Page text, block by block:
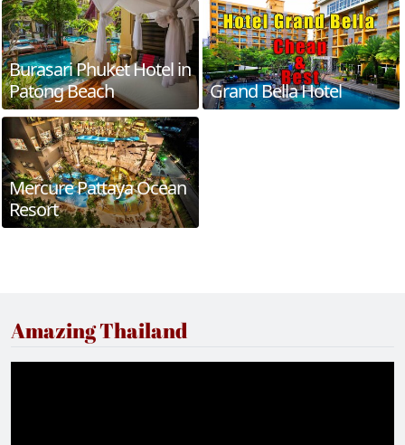
Burasari Phuket Hotel in
Patong Beach
Grand Bella Hotel
Mercure Pattaya Ocean
Resort
Amazing Thailand